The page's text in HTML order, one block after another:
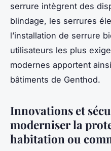
serrure intègrent des
blindage, les serrures
l’installation de serrure
utilisateurs les plus
modernes apportent
bâtiments de Genthod.
Innovations et
moderniser la
habitation ou